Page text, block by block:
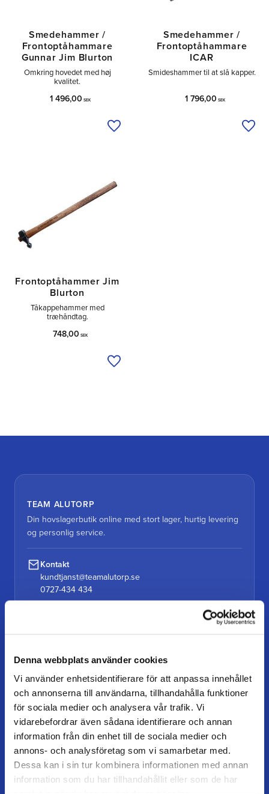
Denna webbplats använder cookies
Vi använder enhetsidentifierare för att anpassa innehållet
och annonserna till användarna, tillhandahålla funktioner
för sociala medier och analysera vår trafik. Vi
vidarebefordrar även sådana identifierare och annan
information från din enhet till de sociala medier och
annons- och analysföretag som vi samarbetar med.
Dessa kan i sin tur kombinera informationen med annan
information som du har tillhandahållit eller som de har
Smedehammer /
Frontoptåhammare
Gunnar Jim Blurton
Omkring hovedet med høj
kvalitet.
1 496,00 SEK
Tilføj til ønskeliste
Smedehammer /
Frontoptåhammare
ICAR
Smideshammer til at slå kapper.
1 796,00 SEK
Frontoptåhammer Jim
Blurton
Tåkappehammer med
træhåndtag.
748,00 SEK
Tilføj til ønskeliste
TEAM ALUTORP
Din hovslagerbutik online med stort lager, hurtig levering
og personlig service.
Kontakt
kundtjanst@teamalutorp.se
0727-434 434
Åbningstider
Mandag–torsdag: 07–16
Fredag / dag før helligdag: 07–15
KUNDESERVICE
Kundeservice